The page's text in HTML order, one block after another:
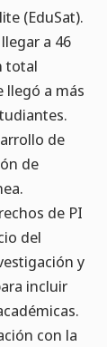
(EduSat).
a 46
total
llegó a más
de
de
de PI
del
y
incluir
con la